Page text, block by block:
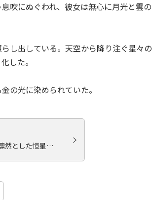
吹にぬぐわれ、彼女は無心に月光と雲の
し出している。天空から降り注ぐ星々の
した。
の光に染められていた。
然とした恒星…